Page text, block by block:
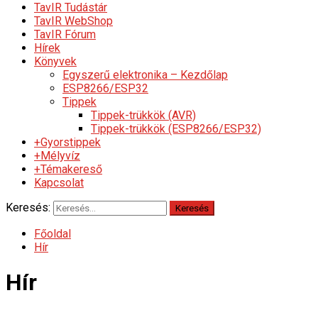
TavIR Tudástár
TavIR WebShop
TavIR Fórum
Hírek
Könyvek
Egyszerű elektronika – Kezdőlap
ESP8266/ESP32
Tippek
Tippek-trükkök (AVR)
Tippek-trükkök (ESP8266/ESP32)
+Gyorstippek
+Mélyvíz
+Témakereső
Kapcsolat
Keresés:
Főoldal
Hír
Hír